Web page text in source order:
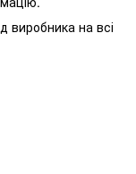
виробника на всі